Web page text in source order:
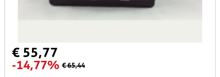
€ 55,77
-14,77% € 65,44